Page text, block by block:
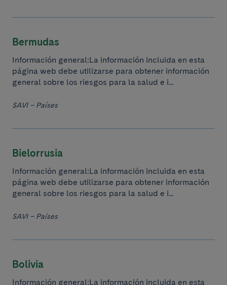
Bermudas
Información general:La información incluida en esta
página web debe utilizarse para obtener información
general sobre los riesgos para la salud e i...
SAVI – Países
Bielorrusia
Información general:La información incluida en esta
página web debe utilizarse para obtener información
general sobre los riesgos para la salud e i...
SAVI – Países
Bolivia
Información general:La información incluida en esta